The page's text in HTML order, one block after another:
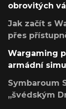
obrovitých
Jak začít s
přes
Wargaming
armádní
Symbaroum
„švédským